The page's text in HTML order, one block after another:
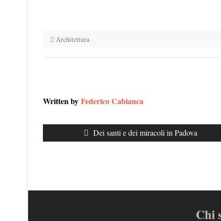
Architettura
Written by Federico Cabianca
Navigazione
articoli
Previous
post:
Dei santi e dei miracoli in Padova
Chi